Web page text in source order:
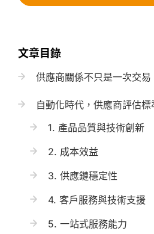
文章目錄
供應商關係不只是一次交易
自動化時代，供應商評估
1. 產品品質與技術創新
2. 成本效益
3. 供應鏈穩定性
4. 客戶服務與技術支援
5. 一站式服務能力